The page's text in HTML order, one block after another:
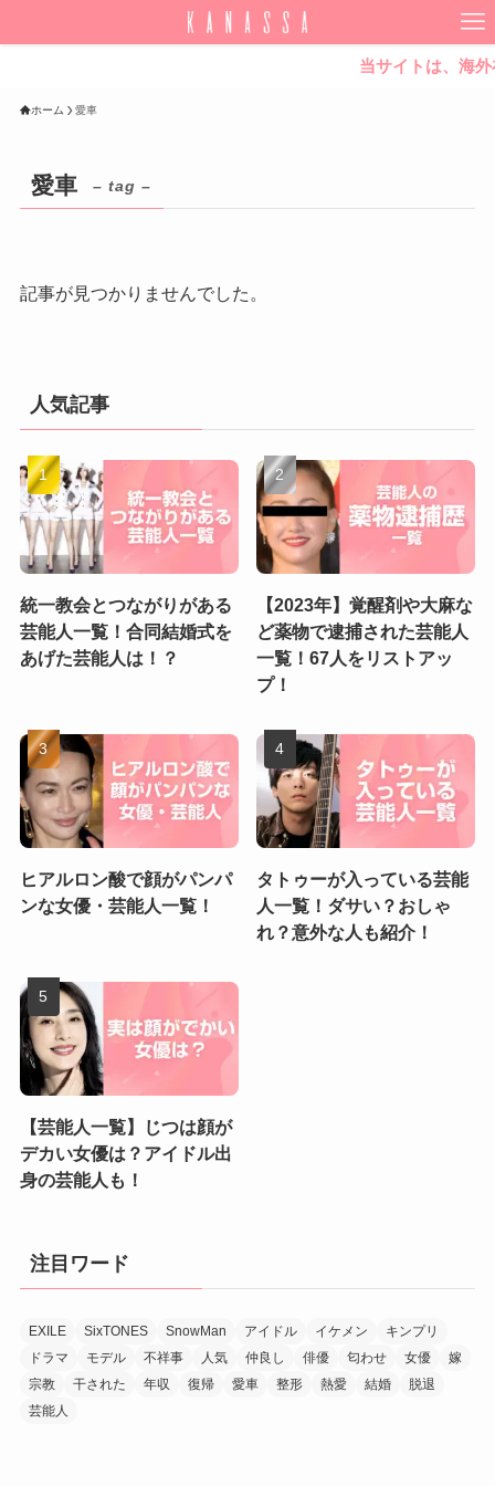
当サイトは、海外
ホーム 愛車
愛車 – tag –
記事が見つかりませんでした。
人気記事
統一教会とつながりがある
芸能人一覧！合同結婚式を
あげた芸能人は！？
【2023年】覚醒剤や大麻な
ど薬物で逮捕された芸能人
一覧！67人をリストアッ
プ！
ヒアルロン酸で顔がパンパ
ンな女優・芸能人一覧！
タトゥーが入っている芸能
人一覧！ダサい？おしゃ
れ？意外な人も紹介！
【芸能人一覧】じつは顔が
デカい女優は？アイドル出
身の芸能人も！
注目ワード
EXILE SixTONES SnowMan アイドル イケメン
キンプリ
ドラマ
モデル 不祥事 人気 仲良し 俳優 匂わせ 女優
嫁
宗教
干された 年収 復帰 愛車 整形 熱愛 結婚
脱退
芸能人